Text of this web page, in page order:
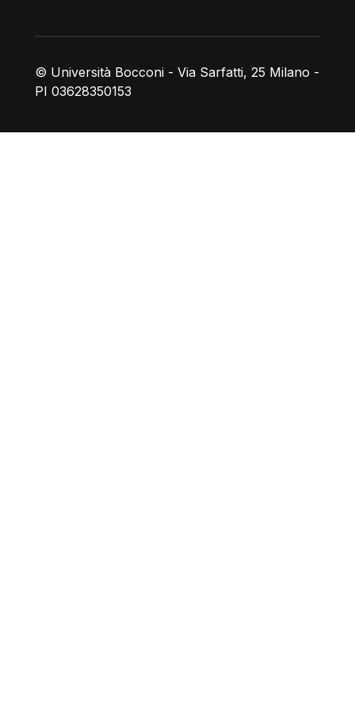
© Università Bocconi - Via Sarfatti, 25 Milano -
PI 03628350153